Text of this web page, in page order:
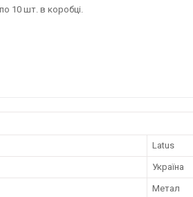
10 шт. в коробці.
Latus
Україна
Метал